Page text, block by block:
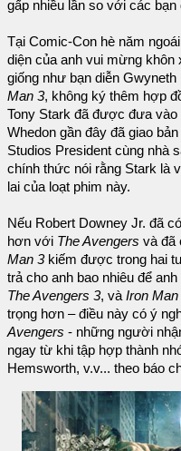
gấp nhiều lần so với các bạn
Tại Comic-Con hè năm
diện của anh vui mừng khôn
giống như bạn diễn
Man 3, không ký thêm hợp
Tony Stark đã được đưa
Whedon gần đây đã giao
Studios President cùng nhà
chính thức nói rằng Stark là
lai của loạt phim này.
Nếu Robert Downey Jr. đã
hơn với The Avengers và đã
Man 3kiếm được trong hai
trả cho anh bao nhiêu để
The Avengers 3, vàIron Man
trọng hơn – điều này có ý
Avengers - những người
ngay từ khi tập hợp thành
Hemsworth, v.v... theo báo